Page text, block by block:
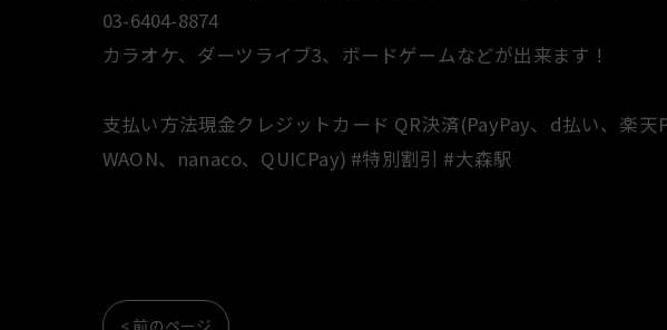
03-6404-8874
カラオケ、ダーツライブ3、ボードゲームなどが出来ます！
支払い方法現金クレジットカード QR決済(PayPay、d払い、楽
WAON、nanaco、QUICPay) #特別割引 #大森駅
< 前のページ